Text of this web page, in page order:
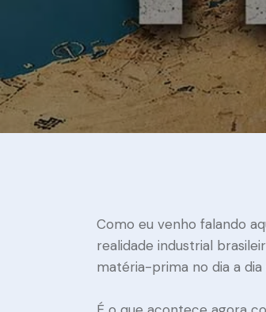
Como eu venho falando
realidade industrial
matéria-prima no dia a dia